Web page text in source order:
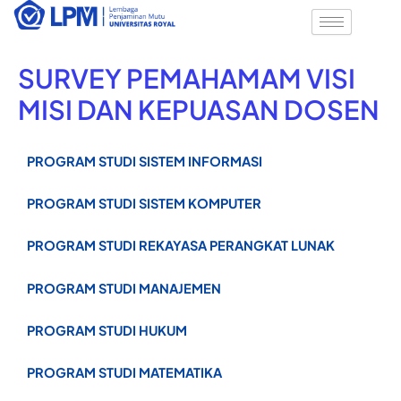
Skip
SURVEY PEMAHAMAM VISI
MISI DAN KEPUASAN DOSEN
PROGRAM STUDI SISTEM INFORMASI
PROGRAM STUDI SISTEM KOMPUTER
PROGRAM STUDI REKAYASA PERANGKAT LUNAK
PROGRAM STUDI MANAJEMEN
PROGRAM STUDI HUKUM
PROGRAM STUDI MATEMATIKA